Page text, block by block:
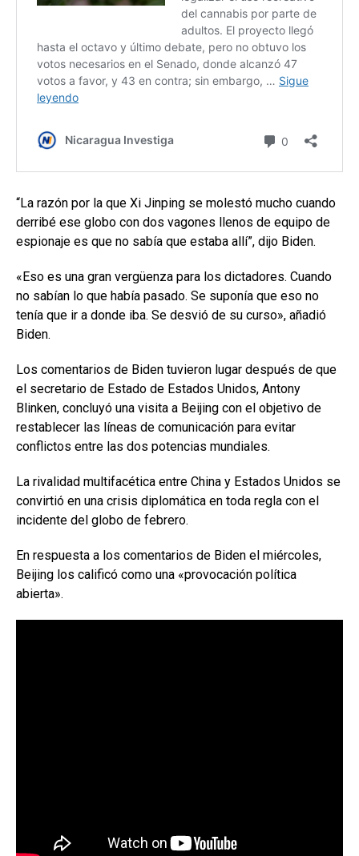
“La razón por la que Xi Jinping se molestó mucho cuando
derribé ese globo con dos vagones llenos de equipo de
espionaje es que no sabía que estaba allí”, dijo Biden.
«Eso es una gran vergüenza para los dictadores. Cuando
no sabían lo que había pasado. Se suponía que eso no
tenía que ir a donde iba. Se desvió de su curso», añadió
Biden.
Los comentarios de Biden tuvieron lugar después de que
el secretario de Estado de Estados Unidos, Antony
Blinken, concluyó una visita a Beijing con el objetivo de
restablecer las líneas de comunicación para evitar
conflictos entre las dos potencias mundiales.
La rivalidad multifacética entre China y Estados Unidos se
convirtió en una crisis diplomática en toda regla con el
incidente del globo de febrero.
En respuesta a los comentarios de Biden el miércoles,
Beijing los calificó como una «provocación política
abierta».